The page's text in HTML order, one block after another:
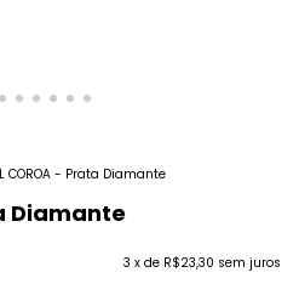
COROA - Prata Diamante
Diamante
3 x de R$23,30 sem juros